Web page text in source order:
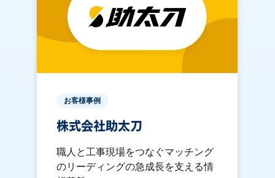
お客様事例
株式会社助太刀
職人と工事現場をつなぐマッチング
のリーディングの急成長を支える情